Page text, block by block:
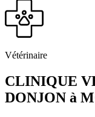
Vétérinaire
CLINIQUE
DONJON à